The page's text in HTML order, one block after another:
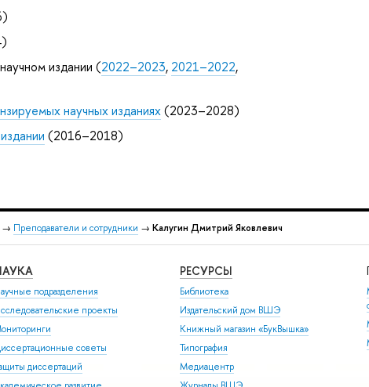
издании (2022–2023, 2021–2022,
научных изданиях(2023–2028)
(2016–2018)
→ Преподаватели и сотрудники → Калугин Дмитрий Яковлевич
подразделения
проекты
советы
диссертаций
РЕСУРСЫ
Библиотека
Издательский дом ВШЭ
Книжный магазин «БукВышка»
Типография
Медиацентр